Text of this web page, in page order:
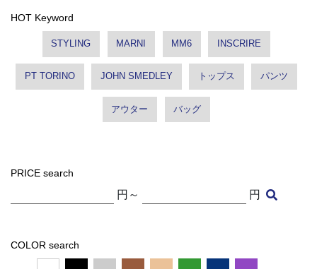
HOT Keyword
STYLING MARNI MM6 INSCRIRE
PT TORINO JOHN SMEDLEY トップス パンツ
アウター バッグ
PRICE search
円～ 円
COLOR search